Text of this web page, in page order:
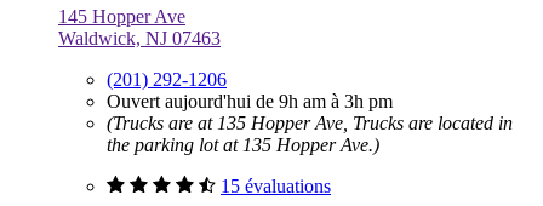
145 Hopper Ave
Waldwick, NJ 07463
(201) 292-1206
Ouvert aujourd'hui de 9h am à 3h pm
(Trucks are at 135 Hopper Ave, Trucks are located in
the parking lot at 135 Hopper Ave.)
15 évaluations